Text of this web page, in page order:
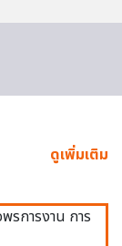
ดูเพิ่มเติม